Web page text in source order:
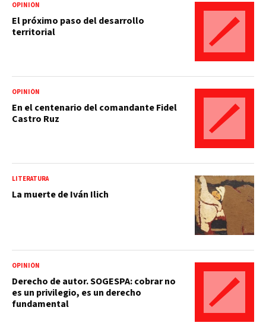
OPINIÓN
El próximo paso del desarrollo
territorial
OPINIÓN
En el centenario del comandante Fidel
Castro Ruz
LITERATURA
La muerte de Iván Ilich
OPINIÓN
Derecho de autor. SOGESPA: cobrar no
es un privilegio, es un derecho
fundamental